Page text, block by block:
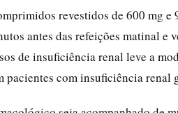
revestidos de 600 mg
antes das refeições matinal e
de insuficiência renal leve a
pacientes com insuficiência renal